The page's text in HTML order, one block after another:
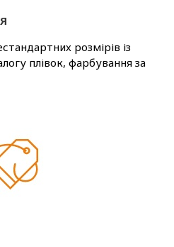
розмірів із
плівок, фарбування за